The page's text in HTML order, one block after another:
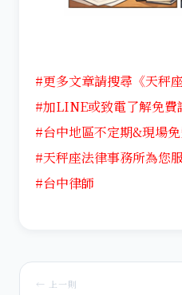
#更多文章請搜尋《天秤
#加LINE或致電了解免費
#台中地區不定期&現場
#天秤座法律事務所為您
#台中律師
← 上一則